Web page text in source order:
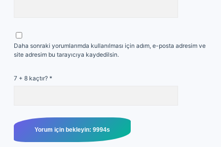
Daha sonraki yorumlarımda kullanılması için adım, e-posta adresim ve
site adresim bu tarayıcıya kaydedilsin.
7 + 8 kaçtır? *